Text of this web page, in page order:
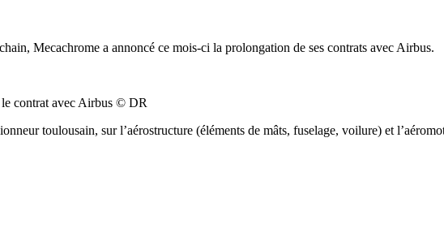
Mecachrome a annoncé ce mois-ci la prolongation de ses contrats avec Airbus.
le contrat avec Airbus © DR
toulousain, sur l’aérostructure (éléments de mâts, fuselage, voilure) et